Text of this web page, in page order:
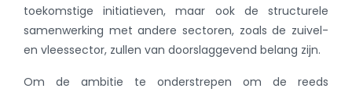
toekomstige initiatieven, maar ook de structurele
samenwerking met andere sectoren, zoals de zuivel-
en vleessector, zullen van doorslaggevend belang zijn.
Om de ambitie te onderstrepen om de reeds